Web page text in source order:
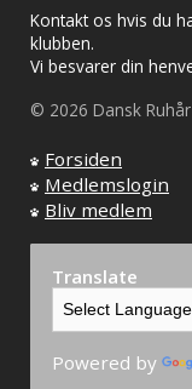
Kontakt os hvis du
klubben.
Vi besvarer din
© 2026 Dansk
Forsiden
Medlemslogin
Bliv medlem
Translate
Powered by